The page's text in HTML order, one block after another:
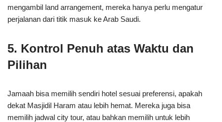
mengambil land arrangement, mereka hanya perlu mengatur
perjalanan dari titik masuk ke Arab Saudi.
5. Kontrol Penuh atas Waktu dan
Pilihan
Jamaah bisa memilih sendiri hotel sesuai preferensi, apakah
dekat Masjidil Haram atau lebih hemat. Mereka juga bisa
memilih jadwal city tour, atau bahkan memilih untuk lebih